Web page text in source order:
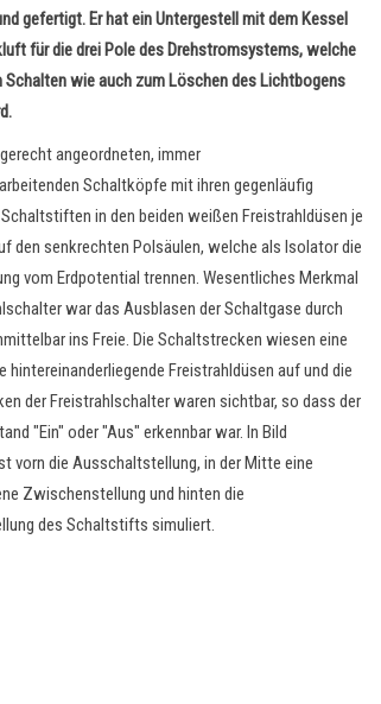
gefertigt. Er hat ein Untergestell mit dem Kessel
für die drei Pole des Drehstromsystems, welche
wie auch zum Löschen des Lichtbogens
angeordneten, immer
Schaltköpfe mit ihren gegenläufig
in den beiden weißen Freistrahldüsen je
den senkrechten Polsäulen, welche als Isolator die
vom Erdpotential trennen. Wesentliches Merkmal
war das Ausblasen der Schaltgase durch
ins Freie. Die Schaltstrecken wiesen eine
hintereinanderliegende Freistrahldüsen auf und die
der Freistrahlschalter waren sichtbar, so dass der
"Ein" oder "Aus" erkennbar war. In Bild
vorn die Ausschaltstellung, in der Mitte eine
Zwischenstellung und hinten die
des Schaltstifts simuliert.